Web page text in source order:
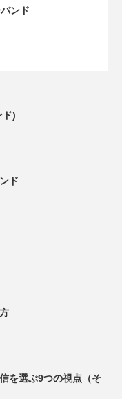
ンド
ド)
ド
を選ぶ9つの視点（そ